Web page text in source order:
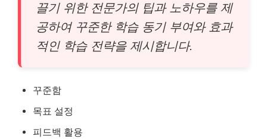
끌기 위한 전문가의 팁과 노하우를 제
공하여 꾸준한 학습 동기 부여와 효과
적인 학습 전략을 제시합니다.
꾸준함
목표 설정
피드백 활용